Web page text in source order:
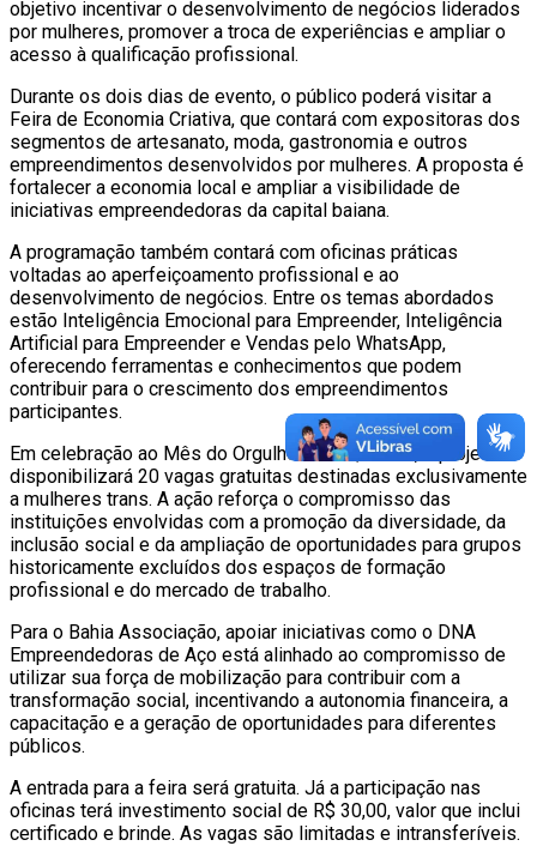
objetivo incentivar o desenvolvimento de negócios liderados
por mulheres, promover a troca de experiências e ampliar o
acesso à qualificação profissional.
Durante os dois dias de evento, o público poderá visitar a
Feira de Economia Criativa, que contará com expositoras dos
segmentos de artesanato, moda, gastronomia e outros
empreendimentos desenvolvidos por mulheres. A proposta é
fortalecer a economia local e ampliar a visibilidade de
iniciativas empreendedoras da capital baiana.
A programação também contará com oficinas práticas
voltadas ao aperfeiçoamento profissional e ao
desenvolvimento de negócios. Entre os temas abordados
estão Inteligência Emocional para Empreender, Inteligência
Artificial para Empreender e Vendas pelo WhatsApp,
oferecendo ferramentas e conhecimentos que podem
contribuir para o crescimento dos empreendimentos
participantes.
Em celebração ao Mês do Orgulho LGBTQIAPN+, o projeto
disponibilizará 20 vagas gratuitas destinadas exclusivamente
a mulheres trans. A ação reforça o compromisso das
instituições envolvidas com a promoção da diversidade, da
inclusão social e da ampliação de oportunidades para grupos
historicamente excluídos dos espaços de formação
profissional e do mercado de trabalho.
Para o Bahia Associação, apoiar iniciativas como o DNA
Empreendedoras de Aço está alinhado ao compromisso de
utilizar sua força de mobilização para contribuir com a
transformação social, incentivando a autonomia financeira, a
capacitação e a geração de oportunidades para diferentes
públicos.
A entrada para a feira será gratuita. Já a participação nas
oficinas terá investimento social de R$ 30,00, valor que inclui
certificado e brinde. As vagas são limitadas e intransferíveis.